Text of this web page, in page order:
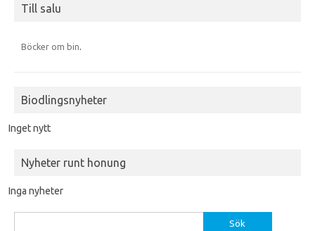
Till salu
Böcker om bin.
Biodlingsnyheter
Inget nytt
Nyheter runt honung
Inga nyheter